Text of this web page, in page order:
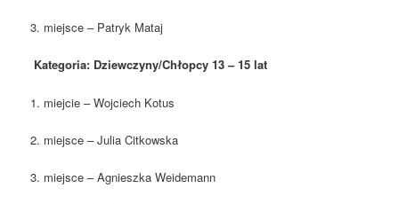
3. miejsce – Patryk Mataj
Kategoria: Dziewczyny/Chłopcy 13 – 15 lat
1. miejcie – Wojciech Kotus
2. miejsce – Julia Citkowska
3. miejsce – Agnieszka Weidemann